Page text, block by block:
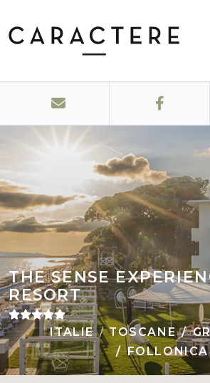
THE SENSE
RESORT
ITALIE TOSCANE
FOLLONICA